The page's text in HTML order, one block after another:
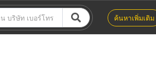
ค้นหาเพิ่มเติม